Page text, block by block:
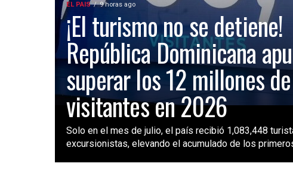
EL PAIS 9 horas ago
¡El turismo no se detiene!
República Dominicana
superar los 12 millones de
visitantes en 2026
Solo en el mes de julio, el país recibió 1,083,448
excursionistas, elevando el acumulado de los